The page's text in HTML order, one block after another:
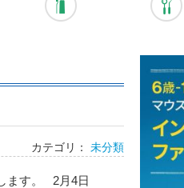
カテゴリ： 未分類
ます。 2月4日